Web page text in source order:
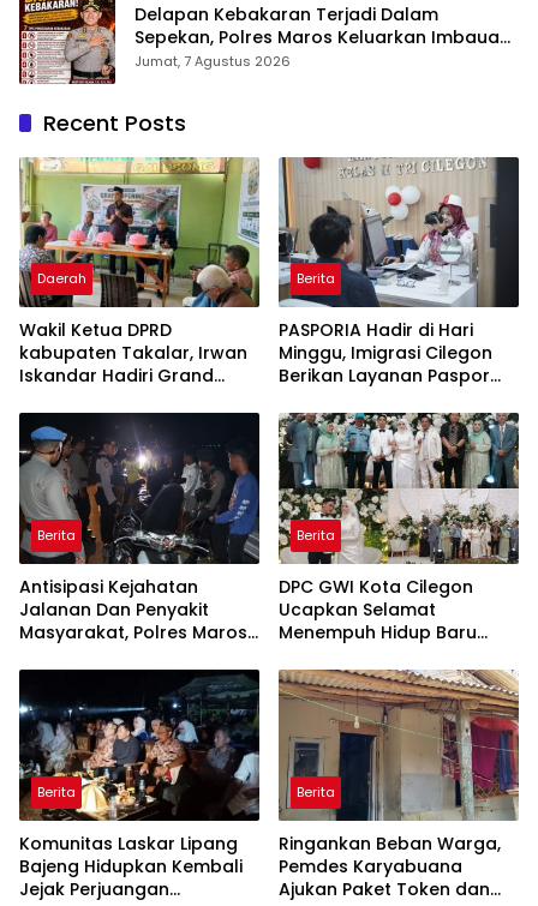
Delapan Kebakaran Terjadi Dalam
Sepekan, Polres Maros Keluarkan Imbauan
kepada Masyarakat
Jumat, 7 Agustus 2026
Recent Posts
Daerah
Wakil Ketua DPRD
kabupaten Takalar, Irwan
Iskandar Hadiri Grand
Pertama di Takalar,
Melayani Terapis Gratis
untuk Pasien Dhuafa dan
umum.
Berita
PASPORIA Hadir di Hari
Minggu, Imigrasi Cilegon
Berikan Layanan Paspor
Gratis
Berita
Antisipasi Kejahatan
Jalanan Dan Penyakit
Masyarakat, Polres Maros
Kondusif
Berita
DPC GWI Kota Cilegon
Ucapkan Selamat
Menempuh Hidup Baru
Tuanku Ihza Kemalsya
Damanik
Berita
Komunitas Laskar Lipang
Bajeng Hidupkan Kembali
Jejak Perjuangan
Berita
Ringankan Beban Warga,
Pemdes Karyabuana
Ajukan Paket Token dan